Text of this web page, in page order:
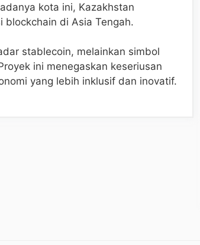
kota ini, Kazakhstan
blockchain di Asia Tengah.
stablecoin, melainkan simbol
ini menegaskan keseriusan
yang lebih inklusif dan inovatif.